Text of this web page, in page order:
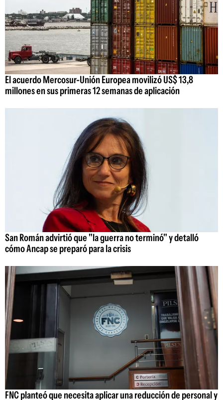
El acuerdo Mercosur-Unión Europea movilizó US$ 13,8
millones en sus primeras 12 semanas de aplicación
San Román advirtió que "la guerra no terminó" y detalló
cómo Ancap se preparó para la crisis
FNC planteó que necesita aplicar una reducción de personal y